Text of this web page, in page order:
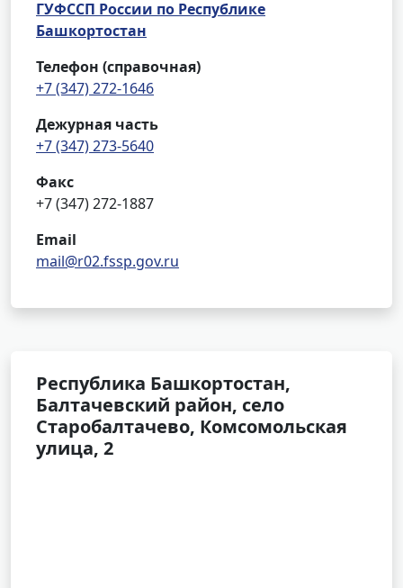
ГУФССП России по Республике
Башкортостан
Телефон (справочная)
+7 (347) 272-1646
Дежурная часть
+7 (347) 273-5640
Факс
+7 (347) 272-1887
Email
mail@r02.fssp.gov.ru
Республика Башкортостан,
Балтачевский район, село
Старобалтачево, Комсомольская
улица, 2